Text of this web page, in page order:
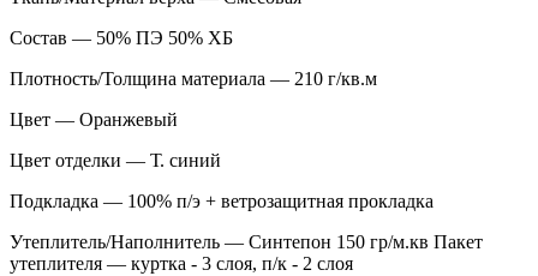
Состав — 50% ПЭ 50% ХБ
Плотность/Толщина материала — 210 г/кв.м
Цвет — Оранжевый
Цвет отделки — Т. синий
Подкладка — 100% п/э + ветрозащитная прокладка
Утеплитель/Наполнитель — Синтепон 150 гр/м.кв Пакет
утеплителя — куртка - 3 слоя, п/к - 2 слоя